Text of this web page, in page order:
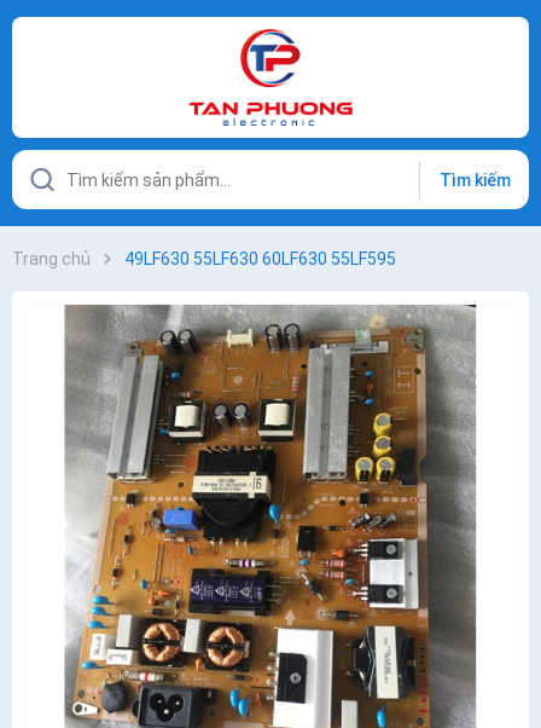
Tìm kiếm
Trang chủ 49LF630 55LF630 60LF630 55LF595